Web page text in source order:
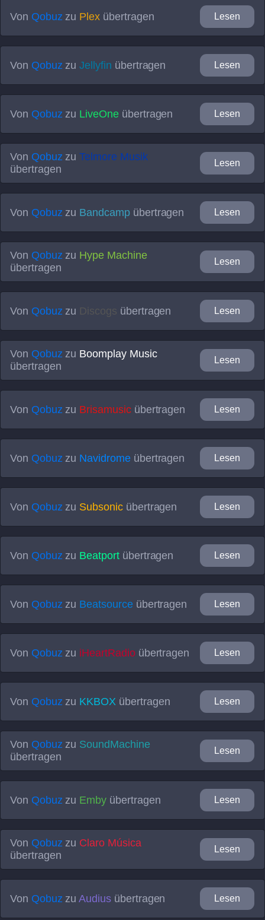
Von Qobuz zu Plex übertragen Lesen
Von Qobuz zuJellyfin übertragen Lesen
Von Qobuz zu LiveOneübertragen Lesen
Von Qobuz zuTelmore Musik
übertragen
Lesen
Von Qobuz zu Bandcampübertragen Lesen
Von Qobuz zu Hype Machine
übertragen
Lesen
Von Qobuz zu Discogs übertragen Lesen
Von Qobuz zu Boomplay Music
übertragen
Lesen
Von Qobuz zu Brisamusicübertragen Lesen
Von Qobuz zu Navidromeübertragen Lesen
Von Qobuz zu Subsonicübertragen Lesen
Von Qobuz zu Beatportübertragen Lesen
Von Qobuz zu Beatsourceübertragen Lesen
Von Qobuz zu iHeartRadioübertragen Lesen
Von Qobuz zu KKBOX übertragen Lesen
Von Qobuz zu SoundMachine
übertragen
Lesen
Von Qobuz zu Emby übertragen Lesen
Von Qobuz zu Claro Música
übertragen
Lesen
Von Qobuz zuAudius übertragen Lesen